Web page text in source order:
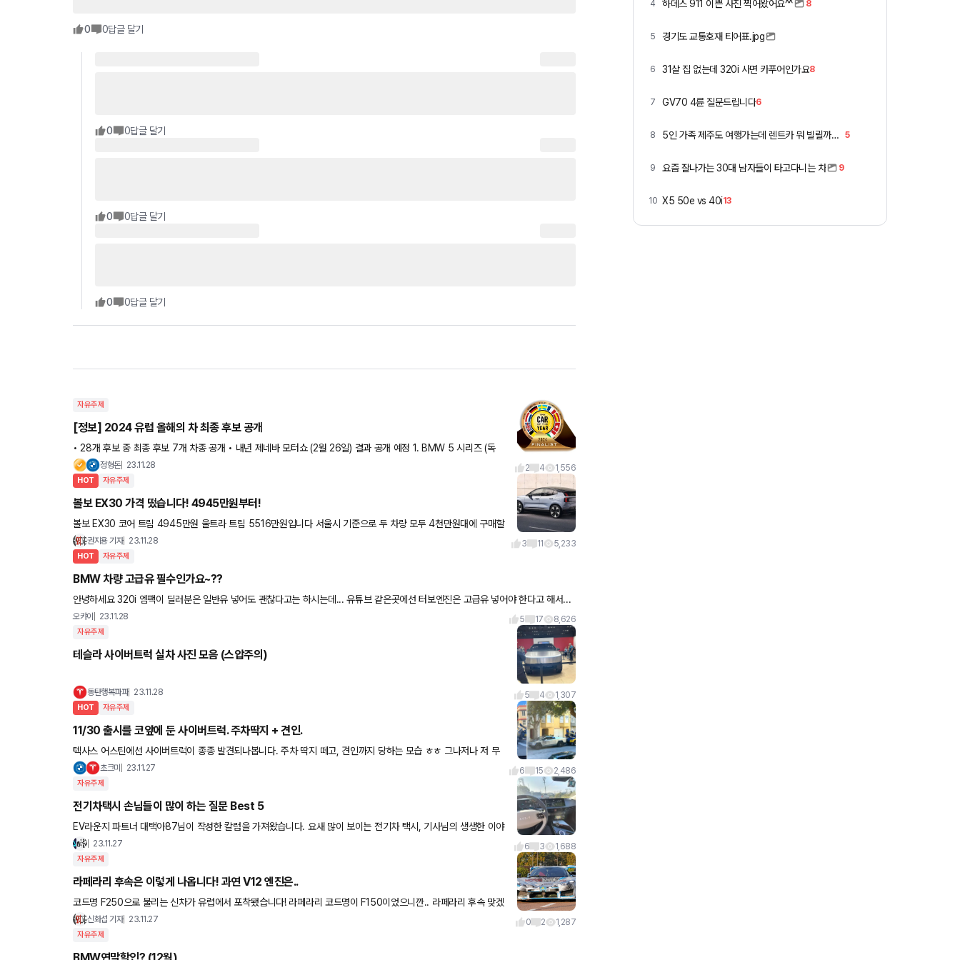
0 0답글 달기
0 0답글 달기
0 0답글 달기
0 0답글 달기
자유주제
[정보] 2024 유럽 올해의 차 최종 후보 공개
• 28개 후보 중 최종 후보 7개 차종 공개 • 내년 제네바 모터쇼 (2월 26일) 결과 공개 예정 1. BMW 5 시리즈 (독
일) 2. BYD 실 (중국) 3.
정형돈 23.11.28 2 4 1,556
HOT 자유주제
볼보 EX30 가격 떴습니다! 4945만원부터!
볼보 EX30 코어 트림 4945만원 울트라 트림 5516만원입니다 서울시 기준으로 두 차량 모두 4천만원대에 구매할
수 있습니다!
권지용 기자 23.11.28 3 11 5,233
HOT 자유주제
BMW 차량 고급유 필수인가요~??
안녕하세요 320i 엠팩이 딜러분은 일반유 넣어도 괜찮다고는 하시는데... 유튜브 같은곳에선 터보엔진은 고급유 넣어야 한다고 해서...
320i가 고출력 차량도 아닌거 같긴해서 긴가민가 하네
오캬이 23.11.28 5 17 8,626
자유주제
테슬라 사이버트럭 실차 사진 모음 (스압주의)
동탄행복파파 23.11.28 5 4 1,307
HOT 자유주제
11/30 출시를 코앞에 둔 사이버트럭. 주차딱지 + 견인.
텍사스 어스틴에선 사이버트럭이 종종 발견되나봅니다. 주차 딱지 떼고, 견인까지 당하는 모습 ㅎㅎ 그나저나 저 무
거운차도 견인이 가능하군요?😂 밤에보니 확실히 존재감이 장난아니네요. 엄청큰 아이언맨
초크미 23.11.27 6 15 2,486
자유주제
전기차택시 손님들이 많이 하는 질문 Best 5
EV라운지 파트너 대택아87님이 작성한 칼럼을 가져왔습니다. 요새 많이 보이는 전기차 택시, 기사님의 생생한 이야
23.11.27 6 3 1,688
자유주제
라페라리 후속은 이렇게 나옵니다! 과연 V12 엔진은..
코드명 F250으로 불리는 신차가 유럽에서 포착됐습니다! 라페라리 코드명이 F150이었으니깐.. 라페라리 후속 맞겠
신화섭 기자 23.11.27 0 2 1,287
자유주제
4 하데스 911 이쁜 사진 찍어왔어요^^ 8
5 경기도 교통호재 티어표.jpg
6 31살 집 없는데 320i 사면 카푸어인가요8
7 GV70 4륜 질문드립니다6
8 5인 가족 제주도 여행가는데 렌트카 뭐 빌릴까요 ㅎ 5
9 요즘 잘나가는 30대 남자들이 타고다니는 차 9
10 X5 50e vs 40i13